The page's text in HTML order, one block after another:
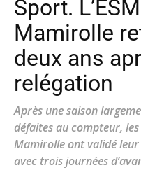
Sport.
Mamirolle
deux ans
relégation
Après une saison
défaites au compteur, les
Mamirolle ont validé
avec trois journées